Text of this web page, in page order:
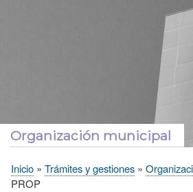
Organización municipal
Sobrescribir
Inicio Trámites y gestiones
PROP